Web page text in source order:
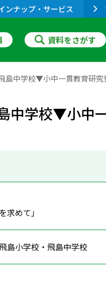
ンナップ・サービス
資料をさがす
島中学校▼小中一貫教育研究
中学校▼小中
めて」
島小学校・飛島中学校